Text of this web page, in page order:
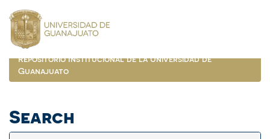
navigation
Repositorio Institucional de la Universidad de
Guanajuato
Search